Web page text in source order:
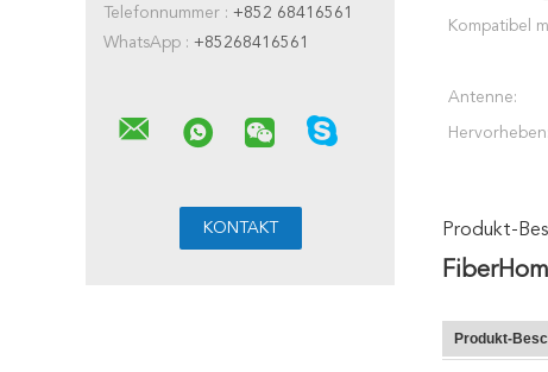
Telefonnummer : +852 68416561
WhatsApp : +85268416561
Kompatibel
Antenne:
Hervorheben:
Produkt-
Produkt-